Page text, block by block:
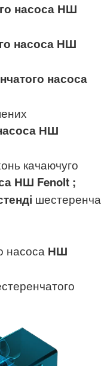
насоса НШ
насоса НШ
насоса
НШ
качаючуго
НШ Fenolt ;
насоса НШ